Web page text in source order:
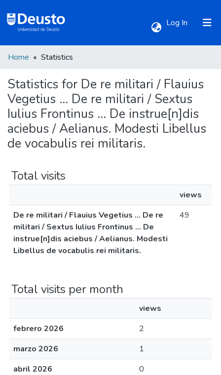
Log In (current)
All of DSpace
Home Statistics
Statistics for De re militari / Flauius
Vegetius ... De re militari / Sextus
Iulius Frontinus ... De instrue[n]dis
aciebus / Aelianus. Modesti Libellus
de vocabulis rei militaris.
Total visits
views
De re militari / Flauius Vegetius ... De re
militari / Sextus Iulius Frontinus ... De
instrue[n]dis aciebus / Aelianus. Modesti
Libellus de vocabulis rei militaris.
49
Total visits per month
views
febrero 2026
2
marzo 2026
1
abril 2026
0